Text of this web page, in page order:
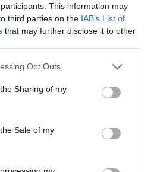
This information may
third parties on the IAB’s List of
that may further disclose it to other
Opt Outs
Sharing of my
Sale of my
Facebookissa, jos pidit
C
p
Li
S
ar